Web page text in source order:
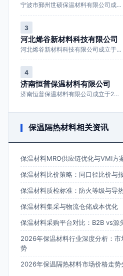
宁波市鄞州世硕保温材料有限公司成…
3
河北烯谷新材料科技有限公司
河北烯谷新材料科技有限公司成立于…
4
济南恒普保温材料有限公司
济南恒普保温材料有限公司成立于2…
保温隔热材料相关资讯
保温材料MRO供应链优化与VMI方
保温材料比价策略：同口径比价与
保温材料质检标准：防火等级与导
保温材料集采与物流仓储成本优化
保温材料采购平台对比：B2B vs源
2026年保温材料行业深度分析：
势
2026年保温隔热材料市场价格走